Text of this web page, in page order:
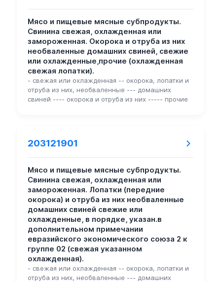
Мясо и пищевые мясные субпродукты.
Свинина свежая, охлажденная или
замороженная. Окорока и отруба из них
необваленные домашних свиней, свежие
или охлажденные,прочие (охлажденная
свежая лопатки).
- свежая или охлажденная -- окорока, лопатки и
отруба из них, необваленные --- домашних
свиней ---- окорока и отруба из них ----- прочие
203121901
Мясо и пищевые мясные субпродукты.
Свинина свежая, охлажденная или
замороженная. Лопатки (передние
окорока) и отруба из них необваленные
домашних свиней свежие или
охлажденные, в порядке, указан.в
дополнительном примечании
евразийского экономического союза 2 к
группе 02 (свежая указанном
охлажденная).
- свежая или охлажденная -- окорока, лопатки и
отруба из них, необваленные --- домашних